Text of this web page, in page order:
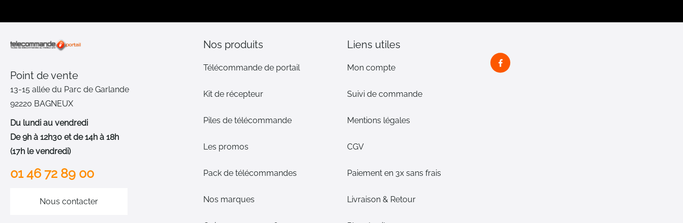
:
Point de vente
13-15 allée du Parc de Garlande
92220 BAGNEUX
Du lundi au vendredi
De 9h à 12h30 et de 14h à 18h
(17h le vendredi)
01 46 72 89 00
Nous contacter
Nos produits
Télécommande de portail
Kit de récepteur
Piles de télécommande
Les promos
Pack de télécommandes
Nos marques
Liens utiles
Mon compte
Suivi de commande
Mentions légales
CGV
Paiement en 3x sans frais
Livraison & Retour